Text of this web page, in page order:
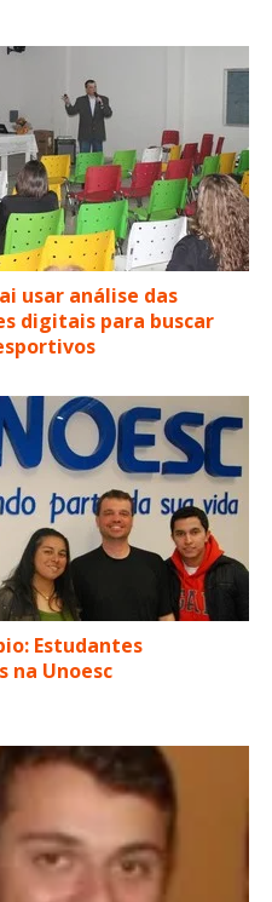
usar análise das
digitais para buscar
Estudantes
na Unoesc